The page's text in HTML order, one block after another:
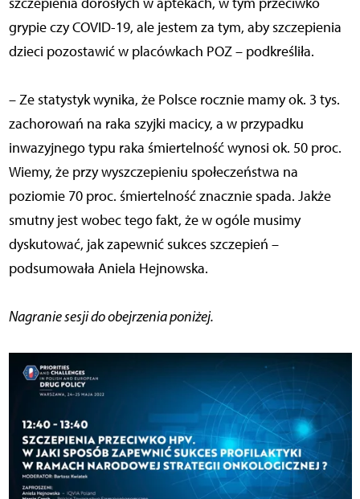
grypie czy COVID-19, ale jestem za tym, aby szczepienia
dzieci pozostawić w placówkach POZ – podkreśliła.
– Ze statystyk wynika, że Polsce rocznie mamy ok. 3 tys.
zachorowań na raka szyjki macicy, a w przypadku
inwazyjnego typu raka śmiertelność wynosi ok. 50 proc.
Wiemy, że przy wyszczepieniu społeczeństwa na
poziomie 70 proc. śmiertelność znacznie spada. Jakże
smutny jest wobec tego fakt, że w ogóle musimy
dyskutować, jak zapewnić sukces szczepień –
podsumowała Aniela Hejnowska.
Nagranie sesji do obejrzenia poniżej.